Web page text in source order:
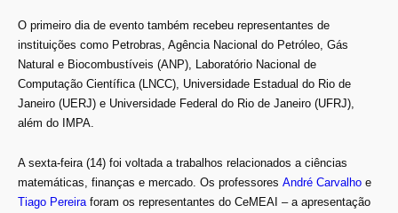
O primeiro dia de evento também recebeu representantes de
instituições como Petrobras, Agência Nacional do Petróleo, Gás
Natural e Biocombustíveis (ANP), Laboratório Nacional de
Computação Científica (LNCC), Universidade Estadual do Rio de
Janeiro (UERJ) e Universidade Federal do Rio de Janeiro (UFRJ),
além do IMPA.
A sexta-feira (14) foi voltada a trabalhos relacionados a ciências
matemáticas, finanças e mercado. Os professores André Carvalho e
Tiago Pereira foram os representantes do CeMEAI – a apresentação